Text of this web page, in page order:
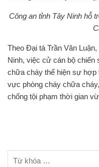
Công an tỉnh Tây Ninh hỗ
Theo Đại tá Trần Văn
Ninh, việc cử cán bộ chiến
chữa cháy thể hiện sự hợp
vực phòng cháy chữa
chống tội phạm thời gian